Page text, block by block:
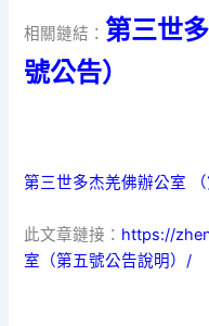
相關鏈結： 第三世
號公告）
第三世多杰羌佛辦公室 （
此文章鏈接： https://
室（第五號公告說明）/